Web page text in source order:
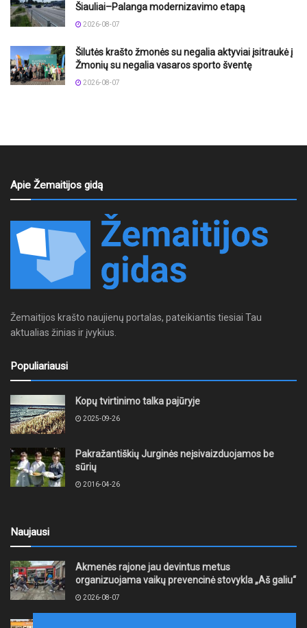
Šiauliai–Palanga modernizavimo etapą
2026-08-07
Šilutės krašto žmonės su negalia aktyviai įsitraukė į
Žmonių su negalia vasaros sporto šventę
2026-08-07
Apie Žemaitijos gidą
Žemaitijos krašto naujienų portalas, pateikiantis tiesiai Tau
aktualias žinias ir įvykius.
Populiariausi
Kopų tvirtinimo talka pajūryje
2025-09-26
Pakražantiškių Jurginės neįsivaizduojamos be
sūrių
2016-04-26
Naujausi
Akmenės rajone jau devintus metus
organizuojama vaikų prevencinė stovykla „Aš galiu“
2026-08-07